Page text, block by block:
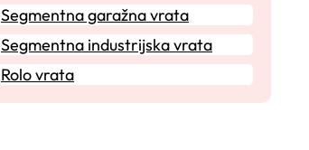
Segmentna garažna vrata
Segmentna industrijska vrata
Rolo vrata